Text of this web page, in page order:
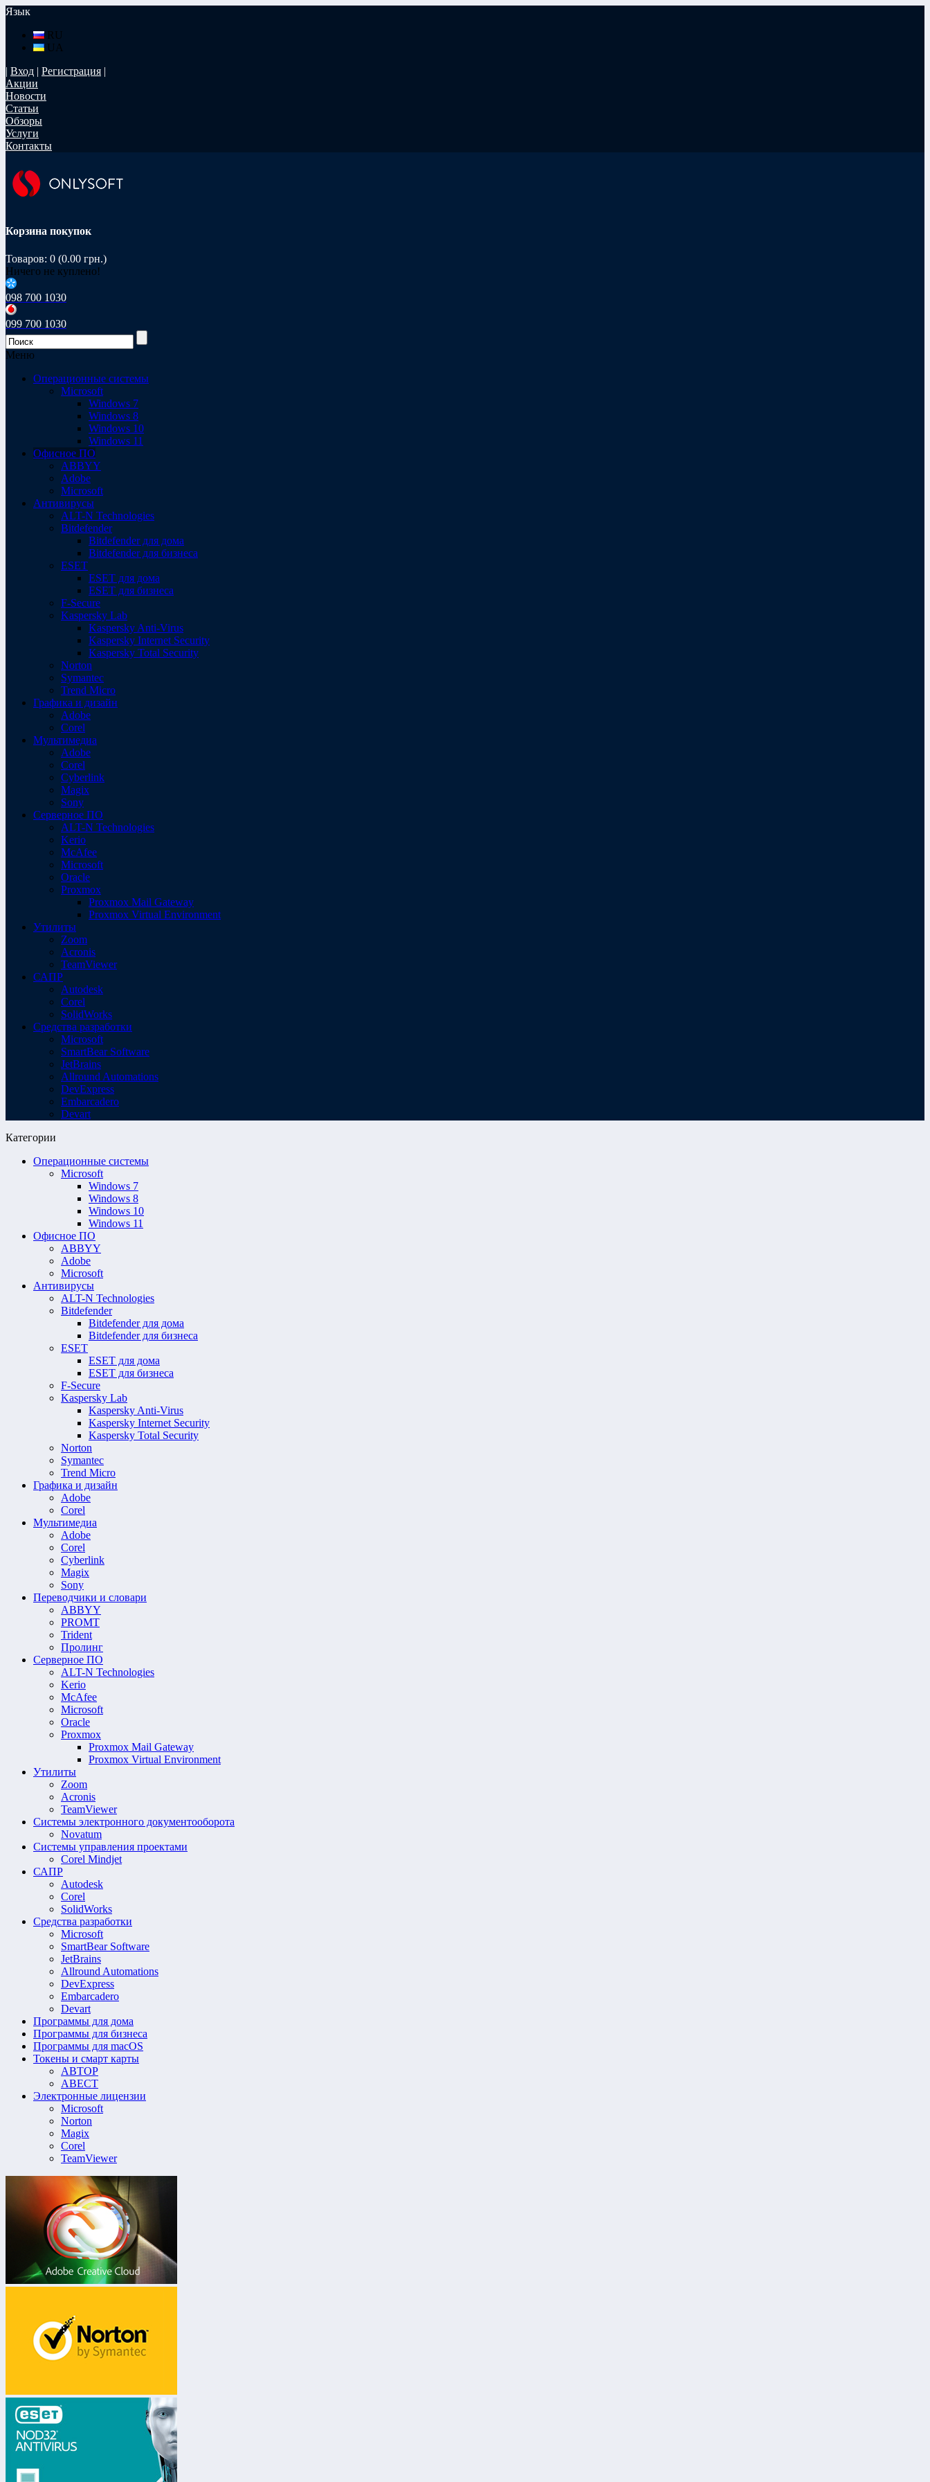
Язык
RU
UA
| Вход | Регистрация |
Акции
Новости
Статьи
Обзоры
Услуги
Контакты
Корзина покупок
Товаров: 0 (0.00 грн.)
Ничего не куплено!
098 700 1030
099 700 1030
Меню
Операционные системы
Microsoft
Windows 7
Windows 8
Windows 10
Windows 11
Офисное ПО
ABBYY
Adobe
Microsoft
Антивирусы
ALT-N Technologies
Bitdefender
Bitdefender для дома
Bitdefender для бизнеса
ESET
ESET для дома
ESET для бизнеса
F-Secure
Kaspersky Lab
Kaspersky Anti-Virus
Kaspersky Internet Security
Kaspersky Total Security
Norton
Symantec
Trend Micro
Графика и дизайн
Adobe
Corel
Мультимедиа
Adobe
Corel
Cyberlink
Magix
Sony
Серверное ПО
ALT-N Technologies
Kerio
McAfee
Microsoft
Oracle
Proxmox
Proxmox Mail Gateway
Proxmox Virtual Environment
Утилиты
Zoom
Acronis
TeamViewer
САПР
Autodesk
Corel
SolidWorks
Средства разработки
Microsoft
SmartBear Software
JetBrains
Allround Automations
DevExpress
Embarcadero
Devart
Категории
Операционные системы
Microsoft
Windows 7
Windows 8
Windows 10
Windows 11
Офисное ПО
ABBYY
Adobe
Microsoft
Антивирусы
ALT-N Technologies
Bitdefender
Bitdefender для дома
Bitdefender для бизнеса
ESET
ESET для дома
ESET для бизнеса
F-Secure
Kaspersky Lab
Kaspersky Anti-Virus
Kaspersky Internet Security
Kaspersky Total Security
Norton
Symantec
Trend Micro
Графика и дизайн
Adobe
Corel
Мультимедиа
Adobe
Corel
Cyberlink
Magix
Sony
Переводчики и словари
ABBYY
PROMT
Trident
Пролинг
Серверное ПО
ALT-N Technologies
Kerio
McAfee
Microsoft
Oracle
Proxmox
Proxmox Mail Gateway
Proxmox Virtual Environment
Утилиты
Zoom
Acronis
TeamViewer
Системы электронного документооборота
Novatum
Системы управления проектами
Corel Mindjet
САПР
Autodesk
Corel
SolidWorks
Средства разработки
Microsoft
SmartBear Software
JetBrains
Allround Automations
DevExpress
Embarcadero
Devart
Программы для дома
Программы для бизнеса
Программы для macOS
Токены и смарт карты
АВТОР
АВЕСТ
Электронные лицензии
Microsoft
Norton
Magix
Corel
TeamViewer